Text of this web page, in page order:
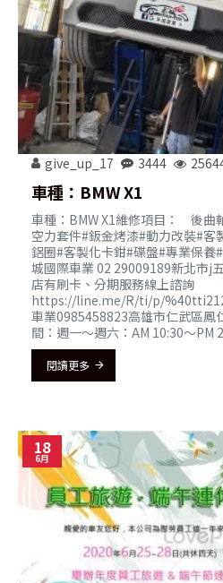
give_up_17 3444
車種：BMW X1
車種：BMW X1維修項目： 後
空力套件#鈑金烤漆#動力改裝#客
鋁圈#客製化卡鉗#碟盤#專業保養
城國際車業 02 29009189新北市j
店有刷卡、分期服務線上諮詢
https://line.me/R/ti/p/
車業0985458823高雄市仁武區鳳
間：週一～週六：AM 10:30～PM
閱讀更多
18
6月